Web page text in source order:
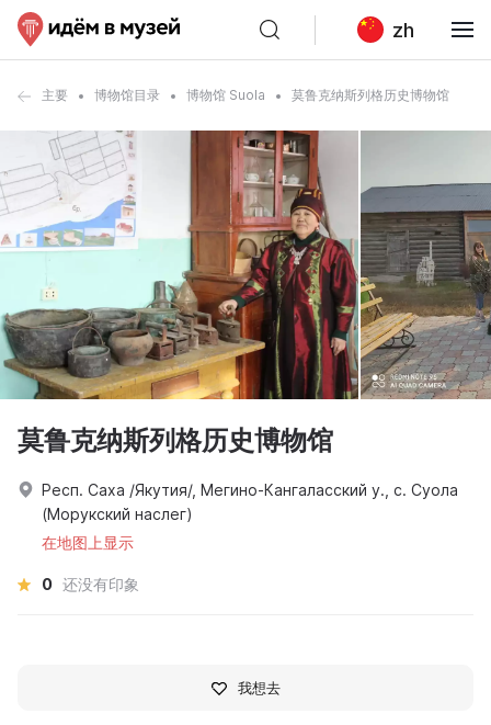
zh
主要 博物馆目录 博物馆 Suola 莫鲁克纳斯列格历史博物馆
莫鲁克纳斯列格历史博物馆
Респ. Саха /Якутия/, Мегино-Кангаласский у., с. Суола
(Морукский наслег)
在地图上显示
0 还没有印象
我想去